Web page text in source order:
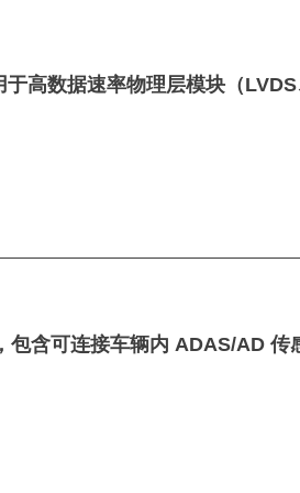
高数据速率物理层模块（LVDS
包含可连接车辆内 ADAS/AD 传